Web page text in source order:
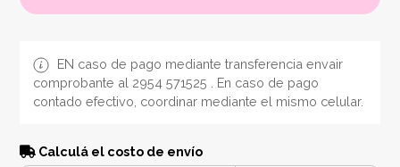
EN caso de pago mediante transferencia envair
comprobante al 2954 571525 . En caso de pago
contado efectivo, coordinar mediante el mismo celular.
Calculá el costo de envío